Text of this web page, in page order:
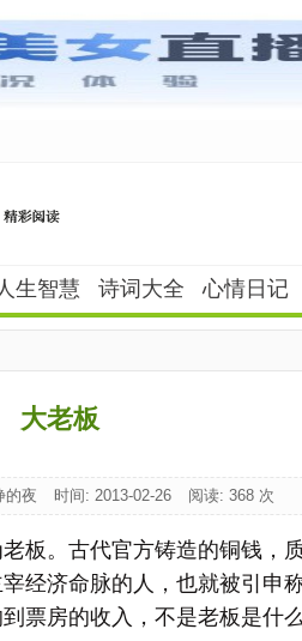
生智慧 诗词大全 心情日记
大老板
的夜 时间: 2013-02-26 阅读: 368 次
板。古代官方铸造的铜钱，
经济命脉的人，也就被引申
票房的收入，不是老板是什